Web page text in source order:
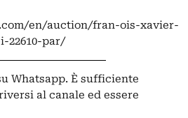
en/auction/fran-ois-xavier-
22610-par/
Whatsapp. È sufficiente
al canale ed essere